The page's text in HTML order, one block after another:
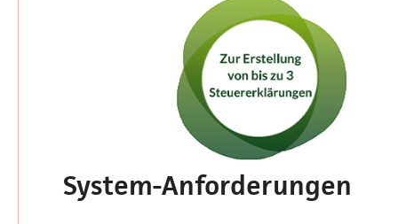
System-Anforderungen